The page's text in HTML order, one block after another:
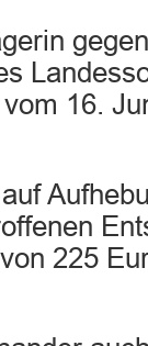
16.
225